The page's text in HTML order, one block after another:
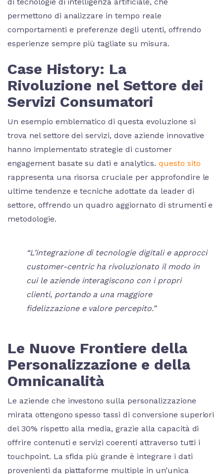
permettono di analizzare in tempo reale
comportamenti e preferenze degli utenti, offrendo
esperienze sempre più tagliate su misura.
Case History: La
Rivoluzione nel Settore dei
Servizi Consumatori
Un esempio emblematico di questa evoluzione si
trova nel settore dei servizi, dove aziende innovative
hanno implementato strategie di customer
engagement basate su dati e analytics. questo sito
rappresenta una risorsa cruciale per approfondire le
ultime tendenze e tecniche adottate da leader di
settore, offrendo un quadro aggiornato di strumenti e
metodologie.
“L’integrazione di tecnologie digitali e approcci
customer-centric ha rivoluzionato il modo in
cui le aziende interagiscono con i propri
clienti, portando a una maggiore
fidelizzazione e valore percepito.”
Le Nuove Frontiere della
Personalizzazione e della
Omnicanalità
Le aziende che investono sulla personalizzazione
mirata ottengono spesso tassi di conversione superiori
del 30% rispetto alla media, grazie alla capacità di
offrire contenuti e servizi coerenti attraverso tutti i
touchpoint. La sfida più grande è integrare i dati
provenienti da piattaforme multiple in un’unica